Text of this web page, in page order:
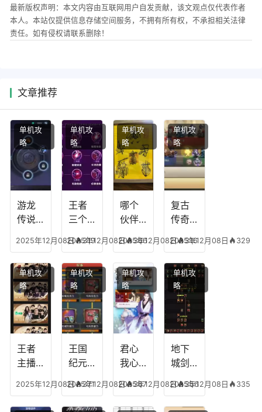
最新版权声明：本文内容由互联网用户自发贡献，该文观点仅代表作者
本人。本站仅提供信息存储空间服务，不拥有所有权，不承担相关法律
责任。如有侵权请联系删除！
文章推荐
游龙
传说
能，
游龙
传说
多少
级能
挖矿
2025年12月08日 319
单机攻
略
王者
三个
加
点，
王者
技能
可以
放三
个是
什么
模式
2025年12月08日 366
单机攻
略
哪个
伙伴
心符
技
能，
失心
符命
中后
附加
五雷
2025年12月08日 316
单机攻
略
复古
传奇
平民
搭配
阵
容，
复古
传奇
英雄
版哪
个组
合平
2025年12月08日 329
单机攻
略
王者
主播
搭
2025年12月08日 371
单机攻
略
王国
纪元
搭
配，
2025年12月08日 367
单机攻
略
君心
我心
宫攻
略，
2025年12月08日 356
单机攻
略
地下
城剑
能加
点
2025年12月08日 335
单机攻
略